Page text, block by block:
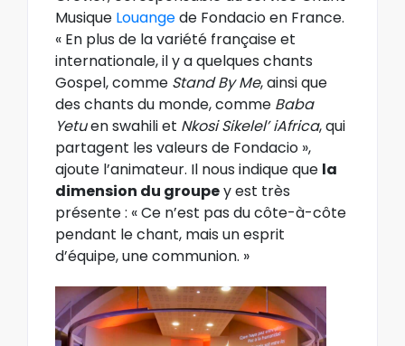
Musique Louangede Fondacio en France.
« En plus de la variété française et
internationale, il y a quelques chants
Gospel, comme Stand By Me, ainsi que
des chants du monde, comme Baba
Yetuen swahili et Nkosi Sikelel’ iAfrica, qui
partagent les valeurs de Fondacio »,
ajoute l’animateur. Il nous indique que la
dimension du groupey est très
présente : « Ce n’est pas du côte-à-côte
pendant le chant, mais un esprit
d’équipe, une communion. »